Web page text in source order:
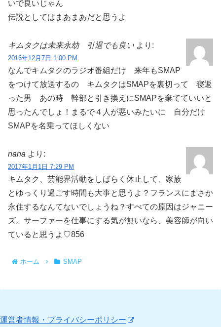
いで良いじゃん
伝説としてはまあまあだと思うよ
キムタクは未来永劫 引退でも良い より:
2016年12月7日 1:00 PM
なんでキムタクのラジオ番組だけ 来年もSMAP
をつけて放送するの キムタクはSMAPを裏切って 寝返
った男 あの時 幹部と引き換えにSMAPを棄てていいと
思ったんでしょ！まるで４人が悪いみたいに 自分だけ
SMAPを名乗ってほしくない
nana より:
2017年1月1日 7:29 PM
キムタク、芸能界活動をしばらく休止して、家族
とゆっくり過ごす時間も大事と思うよ？フランスにまさか
永住するなんてないでしょうね？すべての原因はジャニー
ズ。サーファーを仕事にする気が無いなら、美容師が向い
ていると思うよ♡856
ホーム SMAP
運営者情報・プライバシーポリシー